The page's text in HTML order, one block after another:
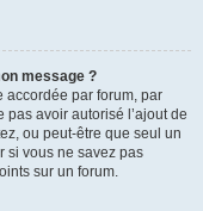
message ?
accordée par forum, par
pas avoir autorisé l’ajout de
ou peut-être que seul un
si vous ne savez pas
sur un forum.